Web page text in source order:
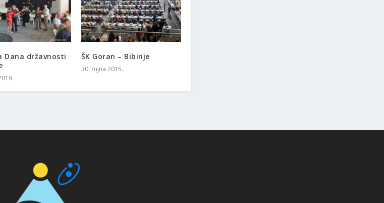
Dana državnosti
ŠK Goran – Bibinje
30. rujna 2015.